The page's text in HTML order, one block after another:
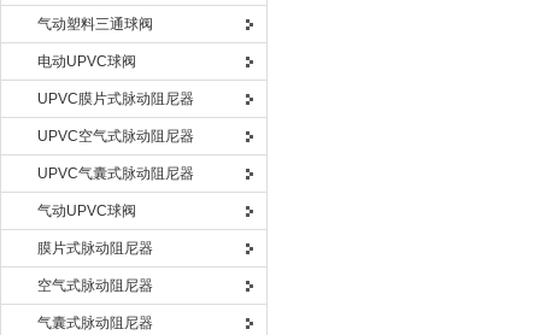
气动塑料三通球阀
电动UPVC球阀
UPVC膜片式脉动阻尼器
UPVC空气式脉动阻尼器
UPVC气囊式脉动阻尼器
气动UPVC球阀
膜片式脉动阻尼器
空气式脉动阻尼器
气囊式脉动阻尼器